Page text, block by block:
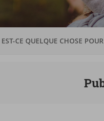
EST-CE QUELQUE CHOSE